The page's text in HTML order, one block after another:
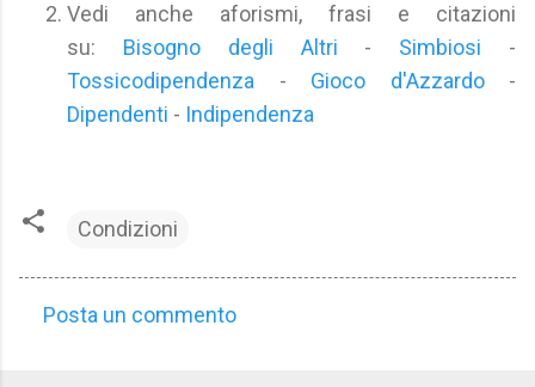
Vedi anche aforismi, frasi e citazioni
su: Bisogno degli Altri - Simbiosi -
Tossicodipendenza - Gioco d'Azzardo-
Dipendenti - Indipendenza
Condizioni
Posta un commento